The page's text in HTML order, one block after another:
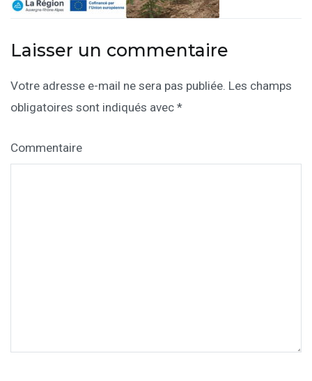
Laisser un commentaire
Votre adresse e-mail ne sera pas publiée. Les champs
obligatoires sont indiqués avec *
Commentaire